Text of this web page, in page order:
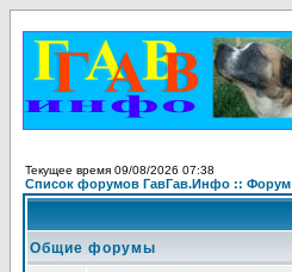
Текущее время 09/08/2026 07:38
Список форумов ГавГав.Инфо :: Форум
Общие форумы